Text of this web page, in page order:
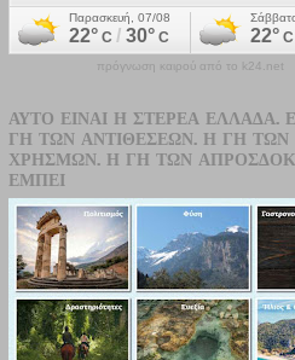
πρόγνωση καιρού από το k24.net
ΑΥΤΌ ΕΊΝΑΙ Η ΣΤΕΡΕΆ ΕΛΛΆΔΑ.
ΓΗ ΤΩΝ ΑΝΤΙΘΈΣΕΩΝ. Η ΓΗ ΤΩΝ
ΧΡΗΣΜΏΝ. Η ΓΗ ΤΩΝ
ΕΜΠΕΙ